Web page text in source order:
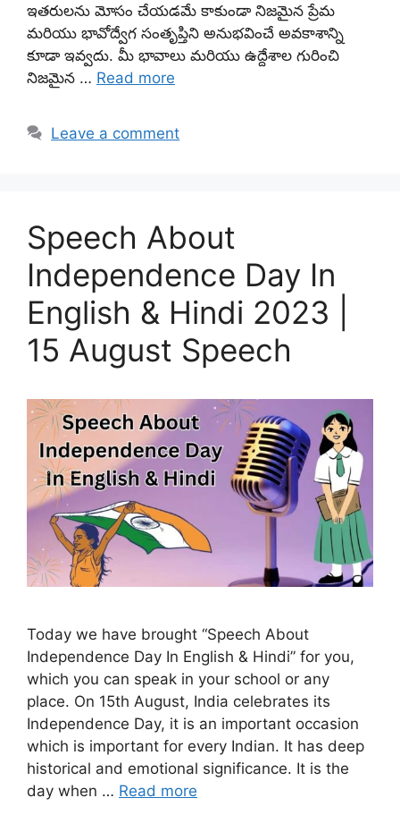
ఇతరులను మోసం చేయడమే కాకుండా నిజమైన ప్రేమ
మరియు భావోద్వేగ సంతృప్తిని అనుభవించే అవకాశాన్ని
కూడా ఇవ్వదు. మీ భావాలు మరియు ఉద్దేశాల గురించి
నిజమైన … Read more
Leave a comment
Speech About
Independence Day In
English & Hindi 2023 |
15 August Speech
Today we have brought “Speech About
Independence Day In English & Hindi” for you,
which you can speak in your school or any
place. On 15th August, India celebrates its
Independence Day, it is an important occasion
which is important for every Indian. It has deep
historical and emotional significance. It is the
day when … Read more